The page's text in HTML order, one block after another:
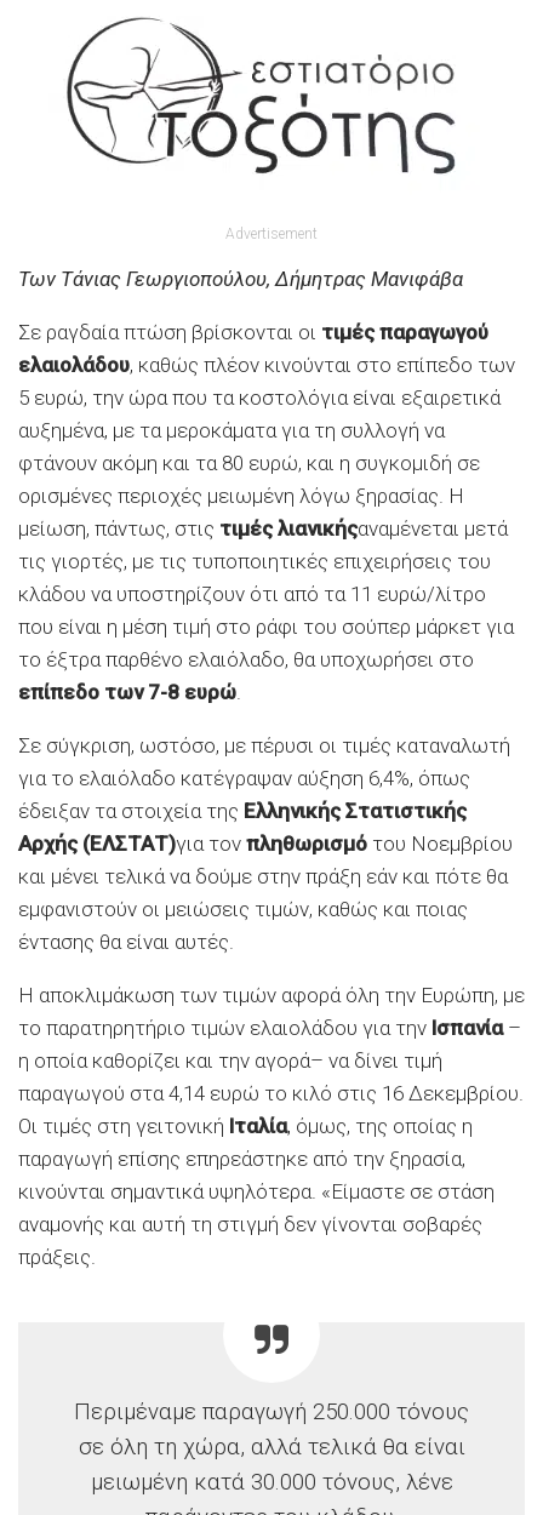
Advertisement
Των Τάνιας Γεωργιοπούλου, Δήμητρας Μανιφάβα
Σε ραγδαία πτώση βρίσκονται οι τιμές παραγωγού
ελαιολάδου, καθώς πλέον κινούνται στο επίπεδο των
5 ευρώ, την ώρα που τα κοστολόγια είναι εξαιρετικά
αυξημένα, με τα μεροκάματα για τη συλλογή να
φτάνουν ακόμη και τα 80 ευρώ, και η συγκομιδή σε
ορισμένες περιοχές μειωμένη λόγω ξηρασίας. Η
μείωση, πάντως, στις τιμές λιανικήςαναμένεται μετά
τις γιορτές, με τις τυποποιητικές επιχειρήσεις του
κλάδου να υποστηρίζουν ότι από τα 11 ευρώ/λίτρο
που είναι η μέση τιμή στο ράφι του σούπερ μάρκετ για
το έξτρα παρθένο ελαιόλαδο, θα υποχωρήσει στο
επίπεδο των 7-8 ευρώ
Σε σύγκριση, ωστόσο, με πέρυσι οι τιμές καταναλωτή
για το ελαιόλαδο κατέγραψαν αύξηση 6,4%, όπως
έδειξαν τα στοιχεία της Ελληνικής Στατιστικής
Αρχής (ΕΛΣΤΑΤ)για τον πληθωρισμό του Νοεμβρίου
και μένει τελικά να δούμε στην πράξη εάν και πότε θα
εμφανιστούν οι μειώσεις τιμών, καθώς και ποιας
έντασης θα είναι αυτές.
Η αποκλιμάκωση των τιμών αφορά όλη την Ευρώπη, με
το παρατηρητήριο τιμών ελαιολάδου για την Ισπανία –
η οποία καθορίζει και την αγορά– να δίνει τιμή
παραγωγού στα 4,14 ευρώ το κιλό στις 16 Δεκεμβρίου.
Οι τιμές στη γειτονική Ιταλία, όμως, της οποίας η
παραγωγή επίσης επηρεάστηκε από την ξηρασία,
κινούνται σημαντικά υψηλότερα. «Είμαστε σε στάση
αναμονής και αυτή τη στιγμή δεν γίνονται σοβαρές
πράξεις.
Περιμέναμε παραγωγή 250.000 τόνους
σε όλη τη χώρα, αλλά τελικά θα είναι
μειωμένη κατά 30.000 τόνους, λένε